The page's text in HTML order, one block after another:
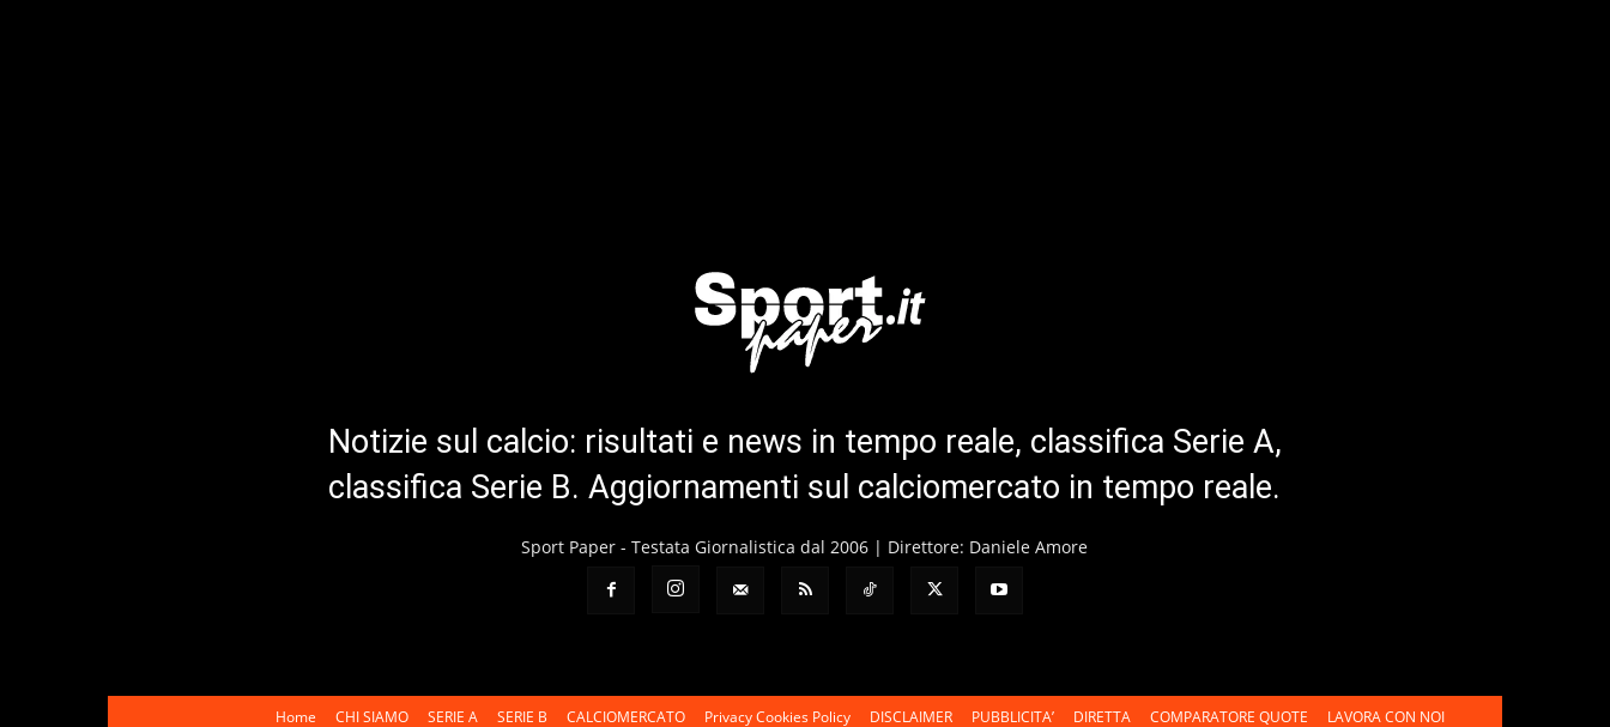
Notizie sul calcio: risultati e news in tempo reale, classifica Serie A,
classifica Serie B. Aggiornamenti sul calciomercato in tempo reale.
Sport Paper - Testata Giornalistica dal 2006 | Direttore: Daniele Amore
Home CHI SIAMO SERIE A SERIE B CALCIOMERCATO Privacy Cookies Policy DISCLAIMER PUBBLICITA’ DIRETTA COMPARATORE QUOTE LAVORA CON NOI